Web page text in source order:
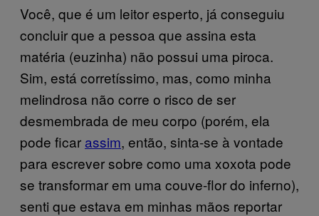
Você, que é um leitor esperto, já conseguiu
concluir que a pessoa que assina esta
matéria (euzinha) não possui uma piroca.
Sim, está corretíssimo, mas, como minha
melindrosa não corre o risco de ser
desmembrada de meu corpo (porém, ela
pode ficar assim, então, sinta-se à vontade
para escrever sobre como uma xoxota pode
se transformar em uma couve-flor do inferno),
senti que estava em minhas mãos reportar